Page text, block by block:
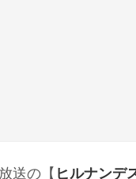
放送の【 ヒルナンデ